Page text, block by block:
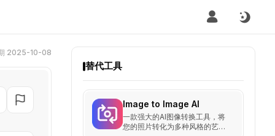
2025-10-08
替代工具
Image to Image AI
一款强大的AI图像转换工具，将
您的照片转化为多种风格的艺术